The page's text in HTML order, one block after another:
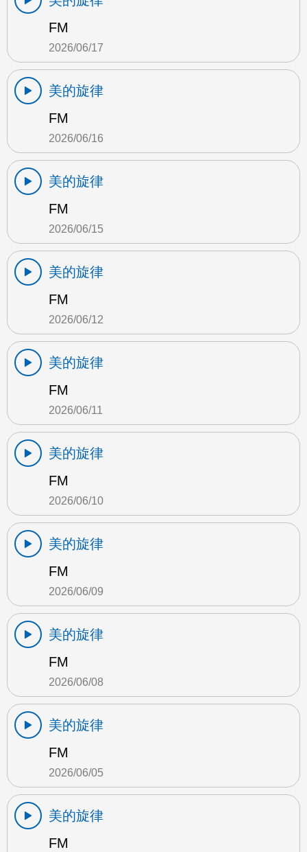
FM
2026/06/17
美的旋律
FM
2026/06/16
美的旋律
FM
2026/06/15
美的旋律
FM
2026/06/12
美的旋律
FM
2026/06/11
美的旋律
FM
2026/06/10
美的旋律
FM
2026/06/09
美的旋律
FM
2026/06/08
美的旋律
FM
2026/06/05
美的旋律
FM